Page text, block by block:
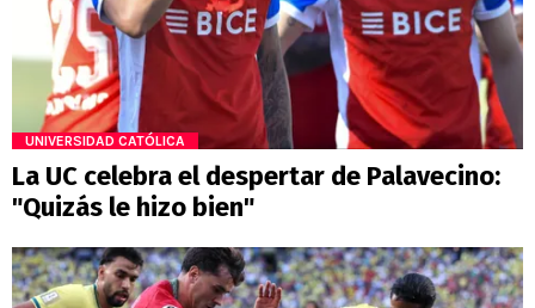
UNIVERSIDAD CATÓLICA
La UC celebra el despertar de Palavecino:
"Quizás le hizo bien"